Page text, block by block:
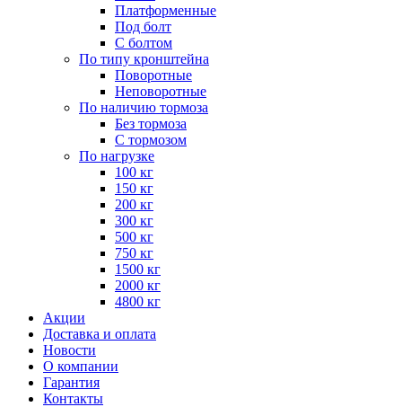
Платформенные
Под болт
С болтом
По типу кронштейна
Поворотные
Неповоротные
По наличию тормоза
Без тормоза
С тормозом
По нагрузке
100 кг
150 кг
200 кг
300 кг
500 кг
750 кг
1500 кг
2000 кг
4800 кг
Акции
Доставка и оплата
Новости
О компании
Гарантия
Контакты